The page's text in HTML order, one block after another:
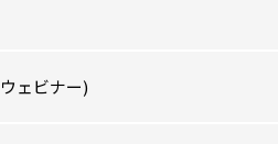
ェビナー)